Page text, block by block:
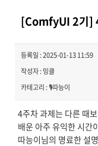
[ComfyUI 2기]
등록일 : 2025-01-13 11:59
작성자 : 밍클
카테고리 : 🎙️따능이
4주차 과제는 다른 때
배운 아주 유익한 시간
따능이님의 명료한 설